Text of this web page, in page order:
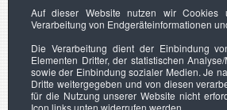
Auf dieser Website nutzen wir Cookies
Verarbeitung von Endgeräteinformationen
Die Verarbeitung dient der Einbindung
Elementen Dritter, der statistischen
sowie der Einbindung sozialer Medien. Je
Dritte weitergegeben und von diesen
für die Nutzung unserer Website nicht
Icon links unten widerrufen werden.